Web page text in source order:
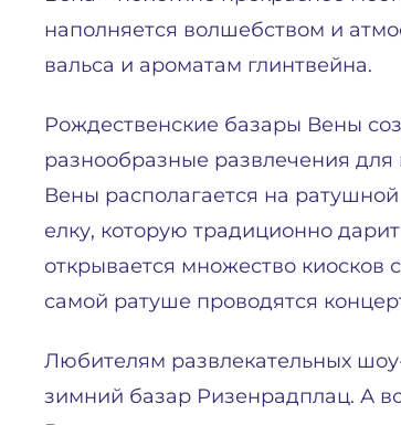
наполняется волшебством и
вальса и ароматам глинтвейна.
Рождественские базары Вены
разнообразные развлечения
Вены располагается на
елку, которую традиционно
открывается множество
самой ратуше проводятся
Любителям развлекательных
зимний базар Ризенрадплац. А